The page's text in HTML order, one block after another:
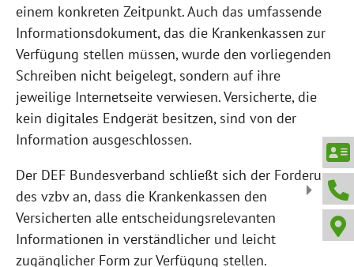
einem konkreten Zeitpunkt. Auch das umfassende
Informationsdokument, das die Krankenkassen zur
Verfügung stellen müssen, wurde den vorliegenden
Schreiben nicht beigelegt, sondern auf ihre
jeweilige Internetseite verwiesen. Versicherte, die
kein digitales Endgerät besitzen, sind von der
Information ausgeschlossen.
Der DEF Bundesverband schließt sich der Forderung
des vzbv an, dass die Krankenkassen den
Versicherten alle entscheidungsrelevanten
Informationen in verständlicher und leicht
zugänglicher Form zur Verfügung stellen.